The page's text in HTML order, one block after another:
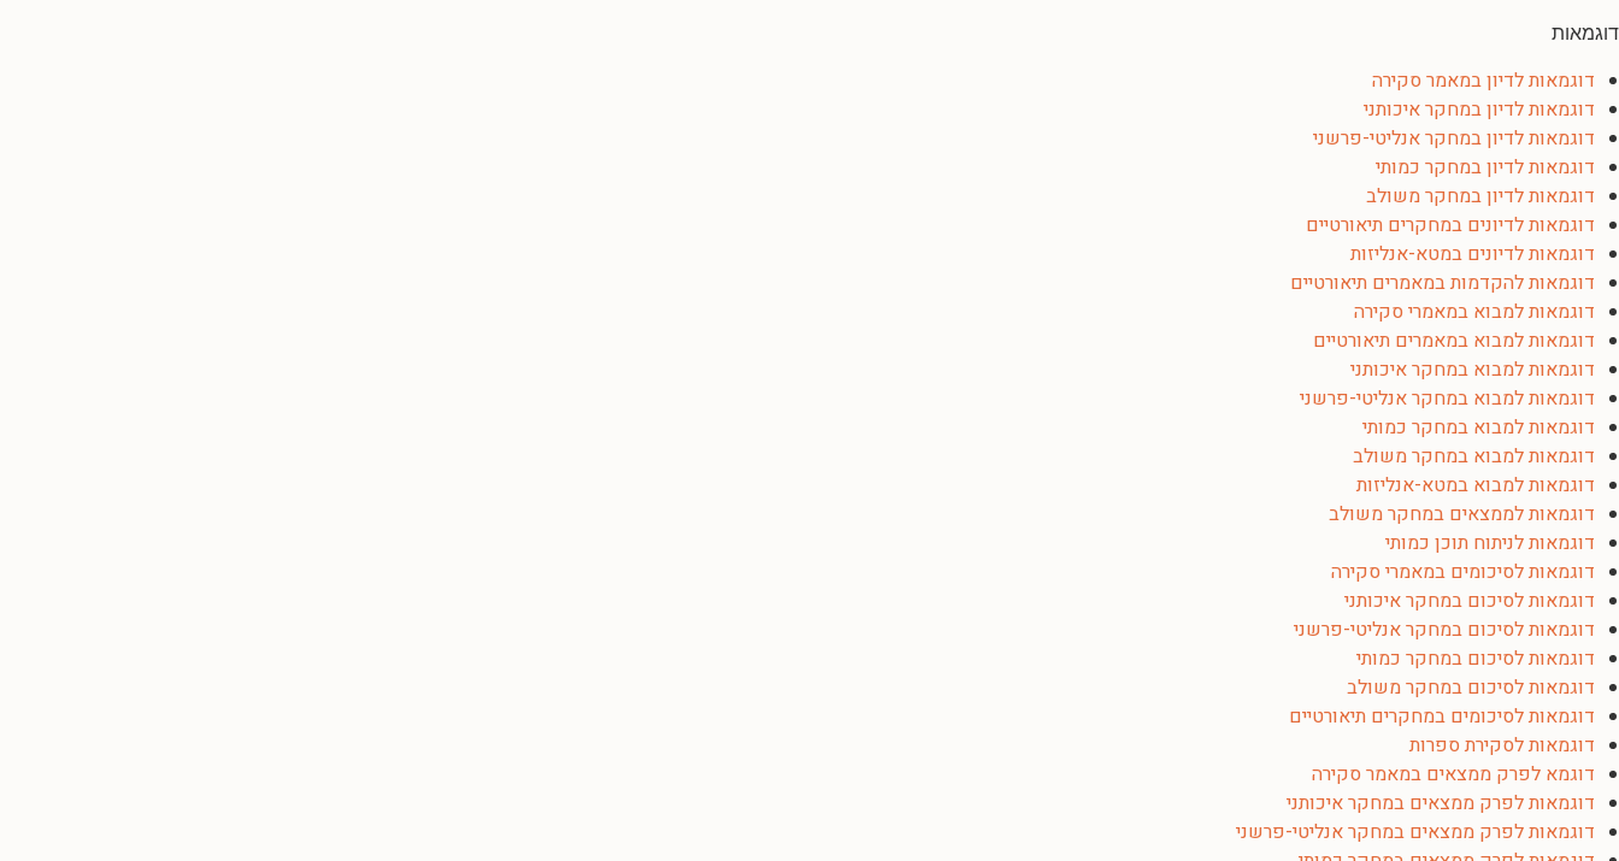
דוגמאות
דוגמאות לדיון במאמר סקירה
דוגמאות לדיון במחקר איכותני
דוגמאות לדיון במחקר אנליטי-פרשני
דוגמאות לדיון במחקר כמותי
דוגמאות לדיון במחקר משולב
דוגמאות לדיונים במחקרים תיאורטיים
דוגמאות לדיונים במטא-אנליזות
דוגמאות להקדמות במאמרים תיאורטיים
דוגמאות למבוא במאמרי סקירה
דוגמאות למבוא במאמרים תיאורטיים
דוגמאות למבוא במחקר איכותני
דוגמאות למבוא במחקר אנליטי-פרשני
דוגמאות למבוא במחקר כמותי
דוגמאות למבוא במחקר משולב
דוגמאות למבוא במטא-אנליזות
דוגמאות לממצאים במחקר משולב
דוגמאות לניתוח תוכן כמותי
דוגמאות לסיכומים במאמרי סקירה
דוגמאות לסיכום במחקר איכותני
דוגמאות לסיכום במחקר אנליטי-פרשני
דוגמאות לסיכום במחקר כמותי
דוגמאות לסיכום במחקר משולב
דוגמאות לסיכומים במחקרים תיאורטיים
דוגמאות לסקירת ספרות
דוגמא לפרק ממצאים במאמר סקירה
דוגמאות לפרק ממצאים במחקר איכותני
דוגמאות לפרק ממצאים במחקר אנליטי-פרשני